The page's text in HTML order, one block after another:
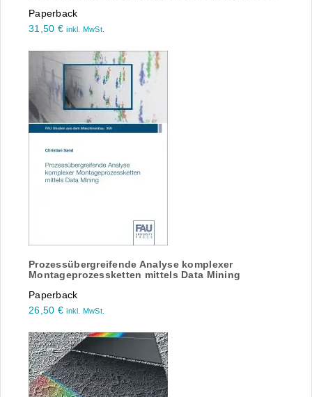
Paperback
31,50 € inkl. MwSt.
Prozessübergreifende Analyse komplexer
Montageprozessketten mittels Data Mining
Paperback
26,50 € inkl. MwSt.